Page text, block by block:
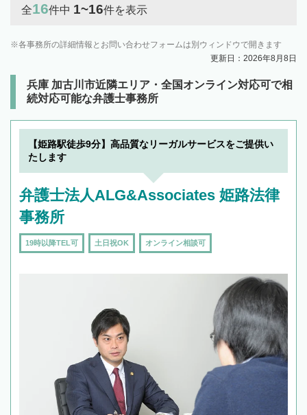
全16件中 1~16件を表示
各事務所の詳細情報とお問い合わせフォームは別ウィンドウで開きます
更新日：2026年8月8日
兵庫 加古川市近隣エリア・全国オンライン対応可で相
続対応可能な弁護士事務所
【姫路駅徒歩9分】高品質なリーガルサービスをご提供い
たします
弁護士法人ALG&Associates 姫路法律
事務所
19時以降TEL可 土日祝OK オンライン相談可